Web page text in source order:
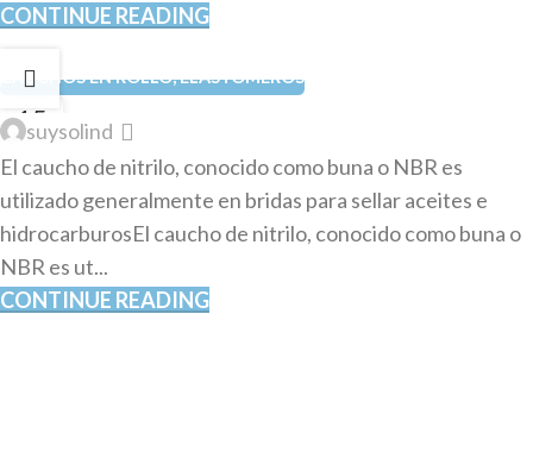
CONTINUE READING
15
OCT
CAUCHOS EN ROLLO,ELASTÓMEROS
suysolind
El caucho de nitrilo, conocido como buna o NBR es
utilizado generalmente en bridas para sellar aceites e
hidrocarburosEl caucho de nitrilo, conocido como buna o
NBR es ut...
CONTINUE READING